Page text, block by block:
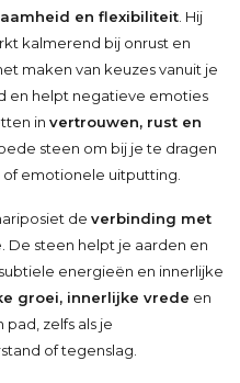
en flexibiliteit . Hij
kalmerend bij onrust en
maken van keuzes vanuit je
en helpt negatieve emoties
in vertrouwen, rust en
steen om bij je te dragen
emotionele uitputting.
de verbinding met
De steen helpt je aarden en
energieën en innerlijke
groei, innerlijke vrede en
zelfs als je
of tegenslag.